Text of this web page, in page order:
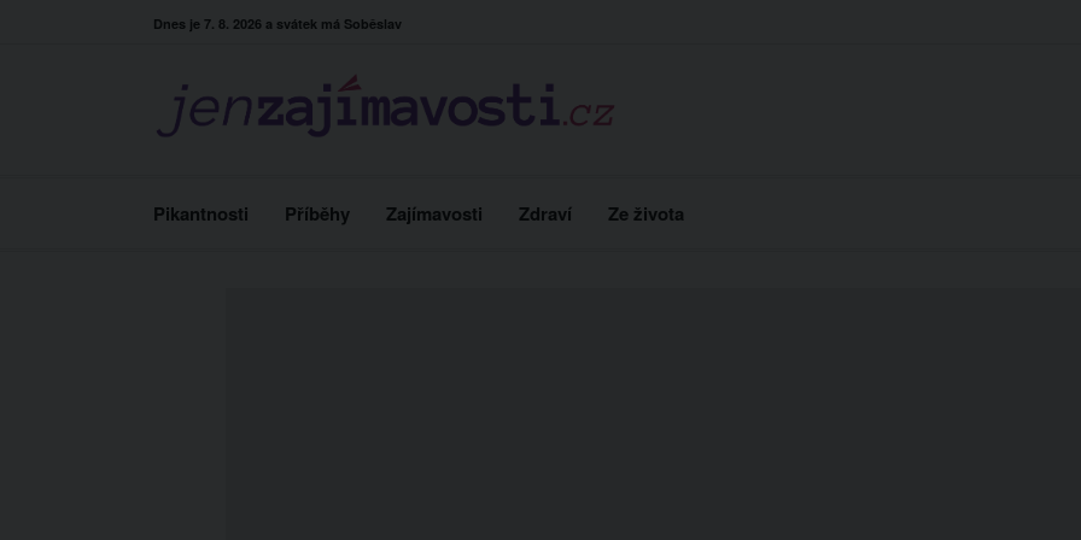
Dnes je 7. 8. 2026 a svátek má Soběslav
Pikantnosti Příběhy Zajímavosti Zdraví Ze života